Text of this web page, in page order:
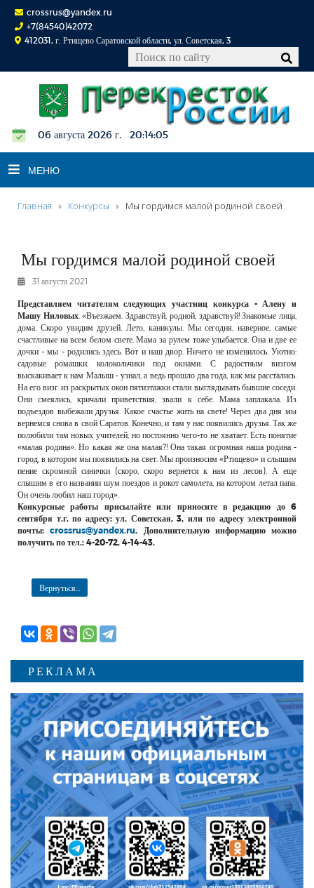
crossrus@yandex.ru
+7(84540)42072
412031, г. Ртищево Саратовской области, ул. Советская, 3
06 августа 2026 г. 20:14:06
МЕНЮ
К СВЕДЕНИЮ
КОНКУРСЫ
ФОТОРЕПОРТАЖИ
РЕКЛАМОДАТЕЛЯМ
ОБЪЯВЛЕНИЯ
КОНТАКТЫ
Главная Конкурсы Мы гордимся малой родиной своей
Мы гордимся малой родиной своей
31 августа 2021
Представляем читателям следующих участниц конкурса - Алену и
Машу Ниловых. «Въезжаем. Здравствуй, родной, здравствуй! Знакомые лица,
дома. Скоро увидим друзей. Лето, каникулы. Мы сегодня, наверное, самые
счастливые на всем белом свете. Мама за рулем тоже улыбается. Она и две ее
дочки - мы - родились здесь. Вот и наш двор. Ничего не изменилось. Уютно:
садовые ромашки, колокольчики под окнами. С радостным визгом
выскакивает к нам Малыш - узнал, а ведь прошло два года, как мы расстались.
На его визг из раскрытых окон пятиэтажки стали выглядывать бывшие соседи.
Они смеялись, кричали приветствия, звали к себе. Мама заплакала. Из
подъездов выбежали друзья. Какое счастье жить на свете! Через два дня мы
вернемся снова в свой Саратов. Конечно, и там у нас появились друзья. Так же
полюбили там новых учителей, но постоянно чего-то не хватает. Есть понятие
«малая родина». Но какая же она малая?! Она такая огромная наша родина -
город, в котором мы появились на свет. Мы произносим «Ртищево» и слышим
пение скромной синички (скоро, скоро вернется к нам из лесов). А еще
слышим в его названии шум поездов и рокот самолета, на котором летал папа.
Он очень любил наш город».
Конкурсные работы присылайте или приносите в редакцию до 6
сентября т.г. по адресу: ул. Советская, 3, или по адресу электронной
почты:crossrus@yandex.ru. Дополнительную информацию можно
получить по тел.: 4-20-72, 4-14-43.
Вернуться...
РЕКЛАМА